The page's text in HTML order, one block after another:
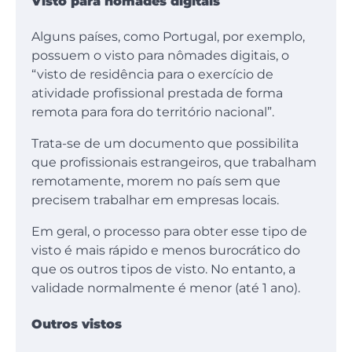
Alguns países, como Portugal, por exemplo,
possuem o visto para nômades digitais, o
“visto de residência para o exercício de
atividade profissional prestada de forma
remota para fora do território nacional”.
Trata-se de um documento que possibilita
que profissionais estrangeiros, que trabalham
remotamente, morem no país sem que
precisem trabalhar em empresas locais.
Em geral, o processo para obter esse tipo de
visto é mais rápido e menos burocrático do
que os outros tipos de visto. No entanto, a
validade normalmente é menor (até 1 ano).
Outros vistos